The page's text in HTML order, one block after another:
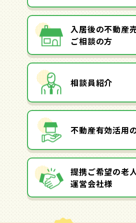
入居後の不動産
ご相談の方
相談員紹介
不動産有効活用
提携ご希望の老
運営会社様